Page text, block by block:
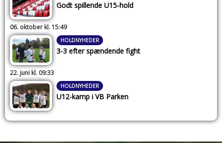
Godt spillende U15-hold
06. oktober kl. 15:49
HOLDNYHEDER
3-3 efter spændende fight
22. juni kl. 09:33
HOLDNYHEDER
U12-kamp i VB Parken